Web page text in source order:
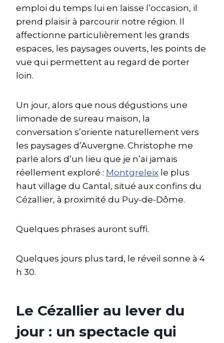
emploi du temps lui en laisse l’occasion, il
prend plaisir à parcourir notre région. Il
affectionne particulièrement les grands
espaces, les paysages ouverts, les points de
vue qui permettent au regard de porter
loin.
Un jour, alors que nous dégustions une
limonade de sureau maison, la
conversation s’oriente naturellement vers
les paysages d’Auvergne. Christophe me
parle alors d’un lieu que je n’ai jamais
réellement exploré : Montgreleix le plus
haut village du Cantal, situé aux confins du
Cézallier, à proximité du Puy-de-Dôme.
Quelques phrases auront suffi.
Quelques jours plus tard, le réveil sonne à 4
h 30.
Le Cézallier au lever du
jour : un spectacle qui